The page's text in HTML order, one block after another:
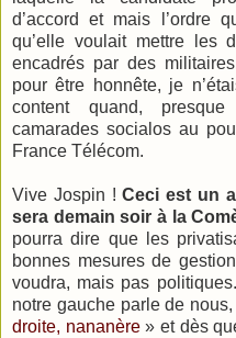
d’accord et mais l’ordre
qu’elle voulait mettre les
encadrés par des
pour être honnête, je
content quand,
camarades socialos au
France Télécom.
Vive Jospin !Ceci est un
sera demain soir à la
pourra dire que les
bonnes mesures de
voudra, mais pas
notre gauche parle de
droite, nananère» et dès